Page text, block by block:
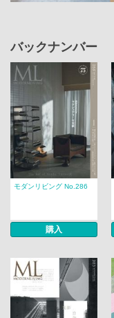
バックナンバー
モダンリビング No.286
購入